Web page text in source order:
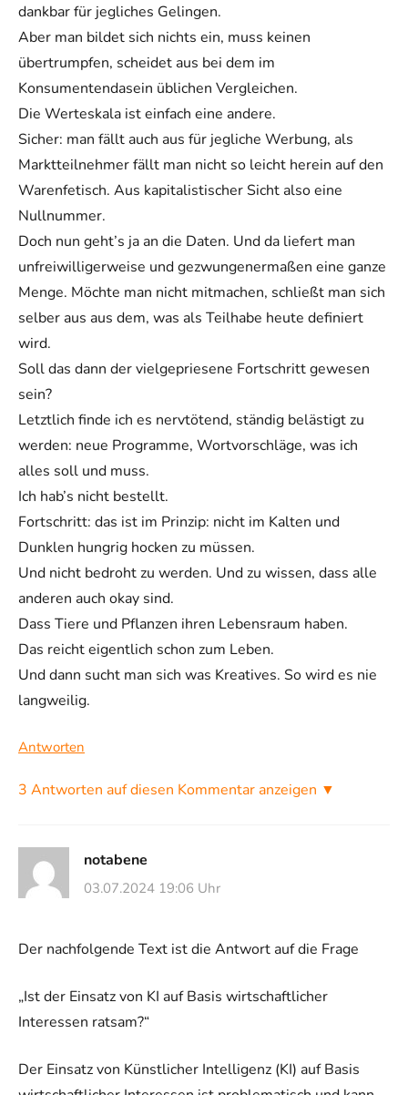
dankbar für jegliches Gelingen.
Aber man bildet sich nichts ein, muss keinen
übertrumpfen, scheidet aus bei dem im
Konsumentendasein üblichen Vergleichen.
Die Werteskala ist einfach eine andere.
Sicher: man fällt auch aus für jegliche Werbung, als
Marktteilnehmer fällt man nicht so leicht herein auf den
Warenfetisch. Aus kapitalistischer Sicht also eine
Nullnummer.
Doch nun geht’s ja an die Daten. Und da liefert man
unfreiwilligerweise und gezwungenermaßen eine ganze
Menge. Möchte man nicht mitmachen, schließt man sich
selber aus aus dem, was als Teilhabe heute definiert
wird.
Soll das dann der vielgepriesene Fortschritt gewesen
sein?
Letztlich finde ich es nervtötend, ständig belästigt zu
werden: neue Programme, Wortvorschläge, was ich
alles soll und muss.
Ich hab’s nicht bestellt.
Fortschritt: das ist im Prinzip: nicht im Kalten und
Dunklen hungrig hocken zu müssen.
Und nicht bedroht zu werden. Und zu wissen, dass alle
anderen auch okay sind.
Dass Tiere und Pflanzen ihren Lebensraum haben.
Das reicht eigentlich schon zum Leben.
Und dann sucht man sich was Kreatives. So wird es nie
langweilig.
Antworten
3 Antworten auf diesen Kommentar anzeigen ▼
notabene
03.07.2024 19:06 Uhr
Der nachfolgende Text ist die Antwort auf die Frage
„Ist der Einsatz von KI auf Basis wirtschaftlicher
Interessen ratsam?“
Der Einsatz von Künstlicher Intelligenz (KI) auf Basis